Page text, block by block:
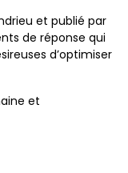
et publié par
de réponse qui
d’optimiser
et